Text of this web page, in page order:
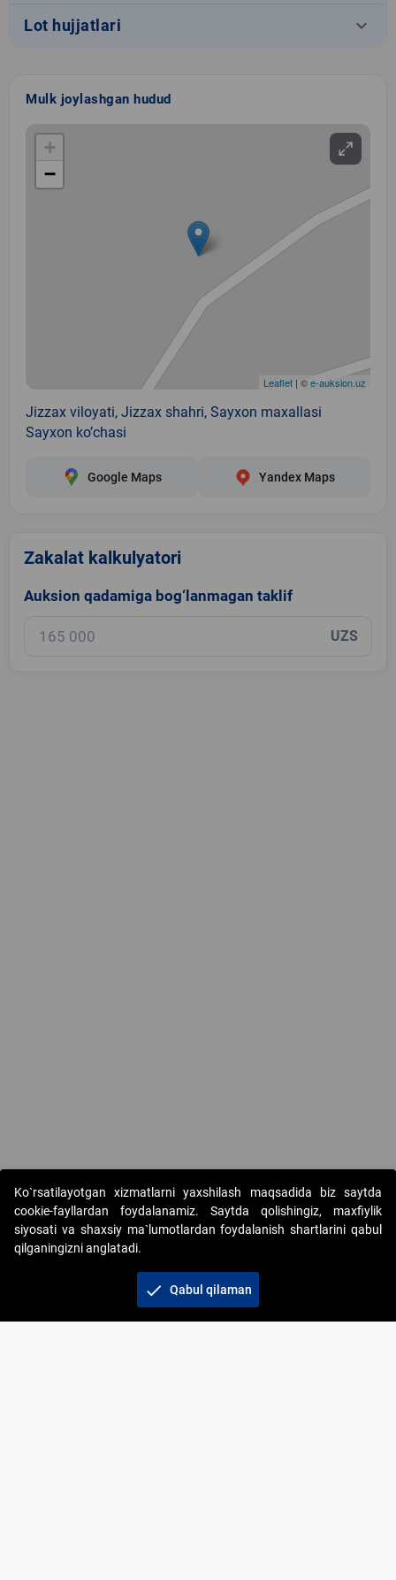
Lot hujjatlari keyboard_arrow_down
Mulk joylashgan hudud
+
−
Leaflet | ©e-auksion.uz
Jizzax viloyati, Jizzax shahri, Sayxon maxallasi
Sayxon ko’chasi
Google Maps Yandex Maps
Zakalat kalkulyatori
Auksion qadamiga bog‘lanmagan taklif
UZS
Copyright © 2017-2026. "Elektron onlayn-auksionlarni
tashkil etish" AJ. Barcha huquqlar himoyalangan
Ko`rsatilayotgan xizmatlarni yaxshilash maqsadida biz saytda
cookie-fayllardan foydalanamiz. Saytda qolishingiz, maxfiylik
siyosati va shaxsiy ma`lumotlardan foydalanish shartlarini qabul
qilganingizni anglatadi.
check Qabul qilaman